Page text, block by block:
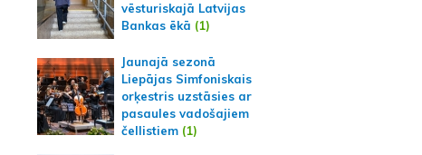
vēsturiskajā Latvijas
Bankas ēkā (1)
Jaunajā sezonā
Liepājas Simfoniskais
orķestris uzstāsies ar
pasaules vadošajiem
čellistiem(1)